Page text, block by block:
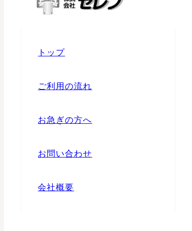
か
の
コ
トップ
ご利用の流れ
お急ぎの方へ
お問い合わせ
会社概要